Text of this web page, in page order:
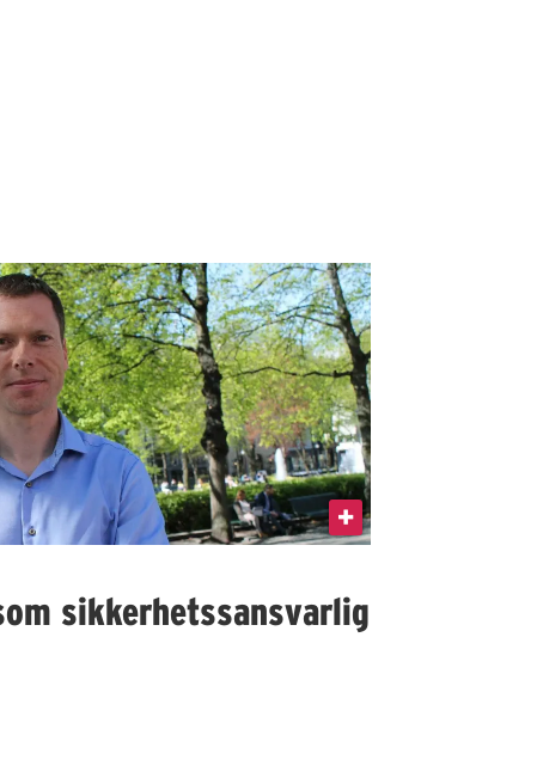
sikkerhetssansvarlig